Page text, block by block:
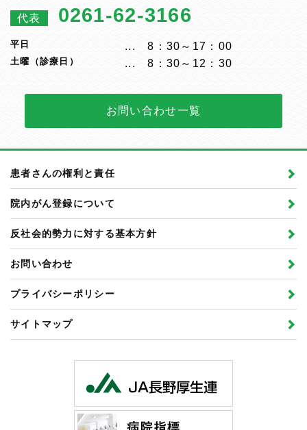
代表 0261-62-3166
平日 8：30～17：00
土曜（診療日） 8：30～12：30
お問い合わせ一覧
患者さんの権利と責任
院内がん登録について
反社会的勢力に対する基本方針
お問い合わせ
プライバシーポリシー
サイトマップ